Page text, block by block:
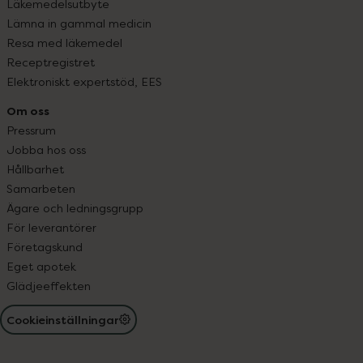
Läkemedelsutbyte
Lämna in gammal medicin
Resa med läkemedel
Receptregistret
Elektroniskt expertstöd, EES
Om oss
Pressrum
Jobba hos oss
Hållbarhet
Samarbeten
Ägare och ledningsgrupp
För leverantörer
Företagskund
Eget apotek
Glädjeeffekten
Cookieinställningar